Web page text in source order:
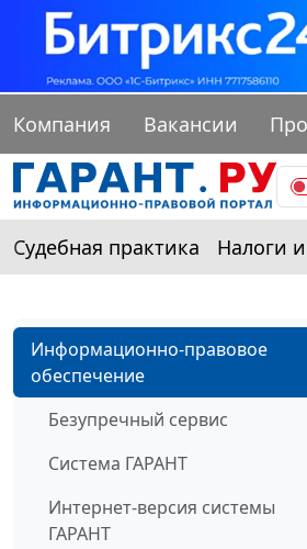
Компания Вакансии
Судебная практика Налоги
Информационно-правовое
обеспечение
Безупречный сервис
Система ГАРАНТ
Интернет-версия системы
ГАРАНТ